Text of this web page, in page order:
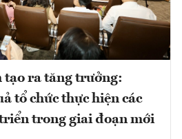
tạo ra tăng trưởng:
tổ chức thực hiện các
trong giai đoạn mới